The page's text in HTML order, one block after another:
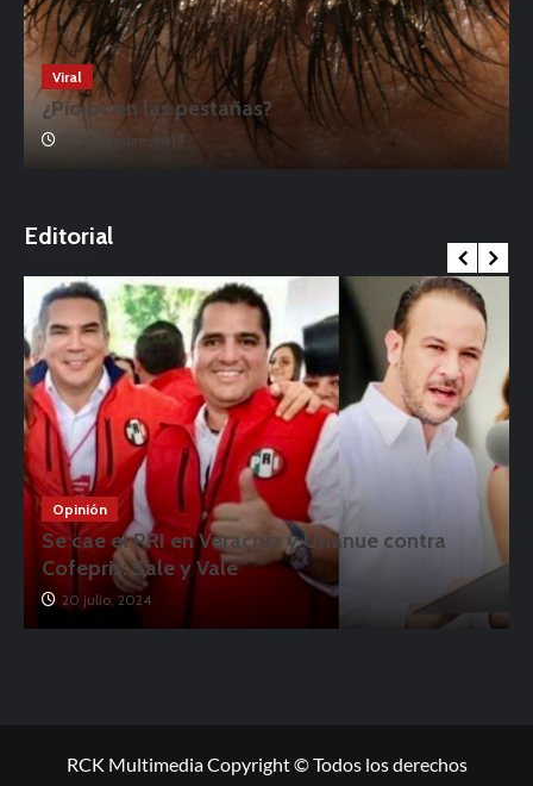
Viral
¿Piojos en las pestañas?
17 noviembre, 2019
Editorial
Opinión
Se cae el PRI en Veracruz y Unánue contra
Cofepris: Sale y Vale
20 julio, 2024
RCK Multimedia Copyright © Todos los derechos